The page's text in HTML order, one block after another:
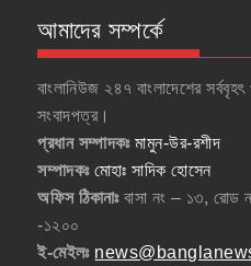
আমাদের সম্পর্কে
বাংলানিউজ ২৪৭ বাংলাদেশের
সংবাদপত্র।
প্রধান সম্পাদকঃমামুন-উর-রশীদ
সম্পাদকঃ মোহাঃ সাদিক হোসেন
অফিস ঠিকানাঃবাসা নং – ১৩, রোড
-১২০০
ই-মেইলঃ